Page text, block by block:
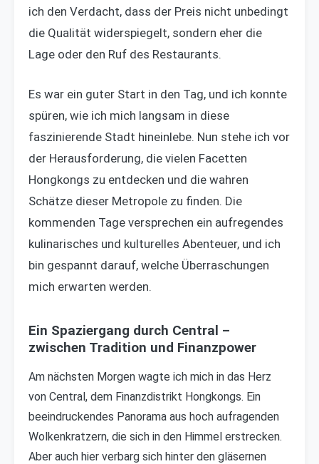
ich den Verdacht, dass der Preis nicht unbedingt
die Qualität widerspiegelt, sondern eher die
Lage oder den Ruf des Restaurants.
Es war ein guter Start in den Tag, und ich konnte
spüren, wie ich mich langsam in diese
faszinierende Stadt hineinlebe. Nun stehe ich vor
der Herausforderung, die vielen Facetten
Hongkongs zu entdecken und die wahren
Schätze dieser Metropole zu finden. Die
kommenden Tage versprechen ein aufregendes
kulinarisches und kulturelles Abenteuer, und ich
bin gespannt darauf, welche Überraschungen
mich erwarten werden.
Ein Spaziergang durch Central –
zwischen Tradition und Finanzpower
Am nächsten Morgen wagte ich mich in das Herz
von Central, dem Finanzdistrikt Hongkongs. Ein
beeindruckendes Panorama aus hoch aufragenden
Wolkenkratzern, die sich in den Himmel erstrecken.
Aber auch hier verbarg sich hinter den gläsernen